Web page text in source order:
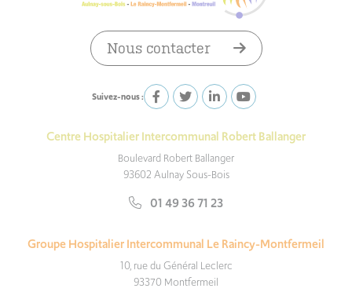
Suivez-nous :
Nous contacter
Centre Hospitalier Intercommunal Robert Ballanger
Boulevard Robert Ballanger
93602 Aulnay Sous-Bois
01 49 36 71 23
Groupe Hospitalier Intercommunal Le Raincy-Montfermeil
10, rue du Général Leclerc
93370 Montfermeil